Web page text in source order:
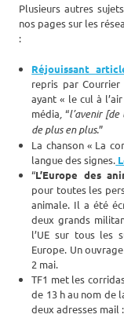
Plusieurs autres
nos pages sur les
:
Réjouissant
repris par
ayant « le cul à
média,“l’avenir [de
de plus en plus.”
La chanson « La
langue des signes.
“L’Europe des
pour toutes les
animale. Il a été
deux grands
l’UE sur tous les
Europe. Un
2 mai.
TF1 met les
de 13 h au nom de
deux adresses